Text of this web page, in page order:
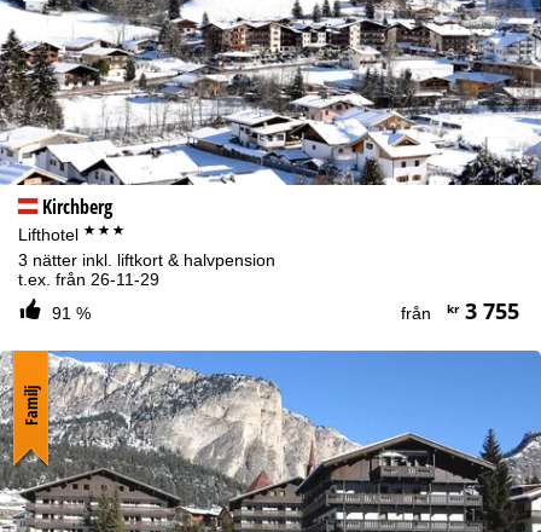
Kirchberg
Lifthotel ***
3 nätter inkl. liftkort & halvpension
t.ex. från 26-11-29
91 %
från kr3 755
Familj